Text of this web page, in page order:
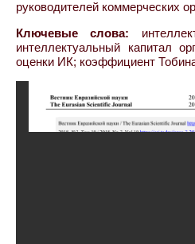
руководителей коммерческих
Ключевые слова:
интеллектуальный капитал
оценки ИК; коэффициент